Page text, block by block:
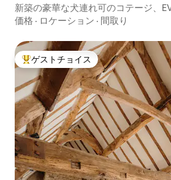
新築の豪華な犬連れ可のコテージ、
価格 · ロケーション · 間取り
大好評のゲストチョイスです。
ゲストチョイス